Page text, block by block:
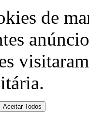
de
Aceitar Todos